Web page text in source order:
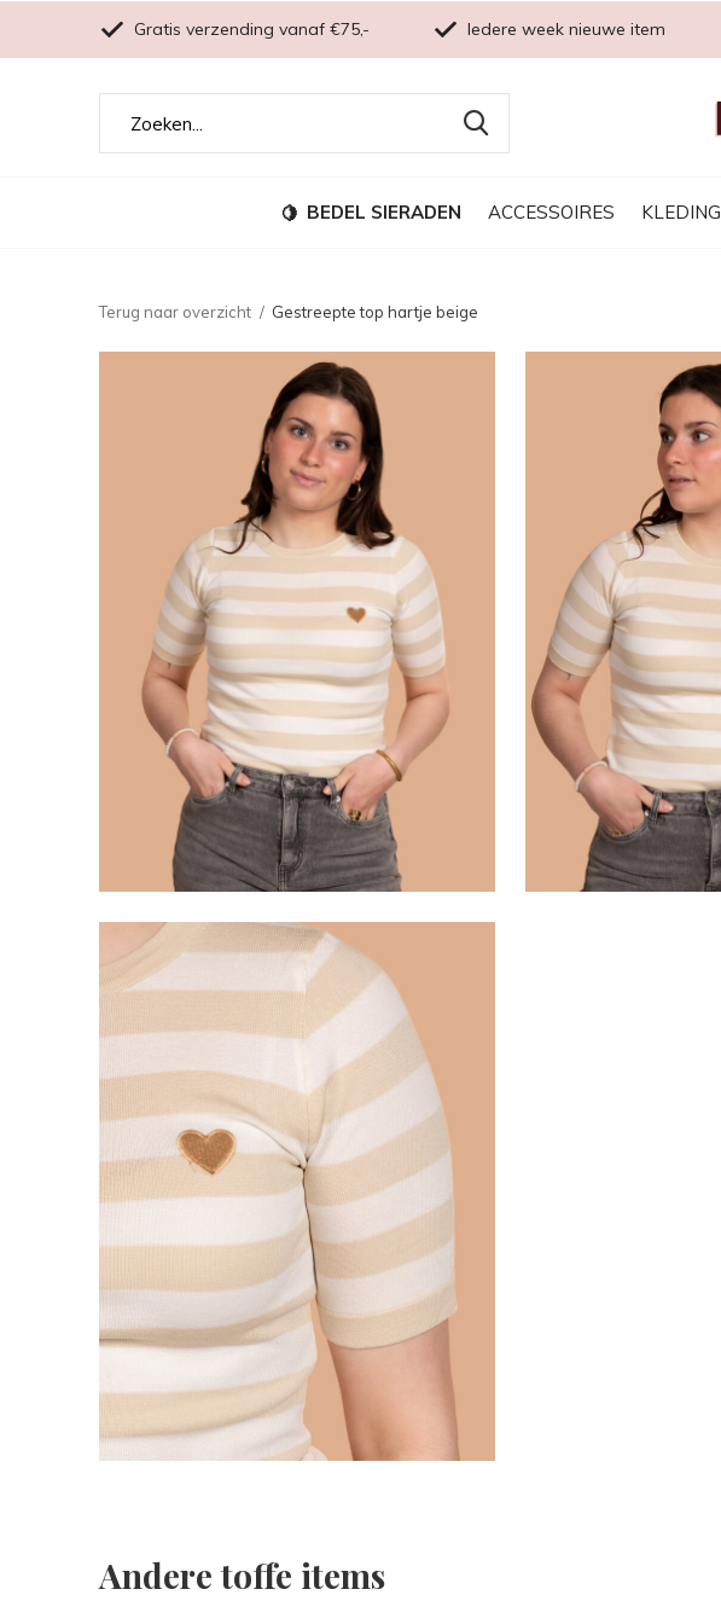
BEDEL SIERADEN ACCESSOIRES KLEDING
Gratis verzending vanaf €75,- Iedere week nieuwe item
Terug naar overzicht Gestreepte top hartje beige
Andere toffe items